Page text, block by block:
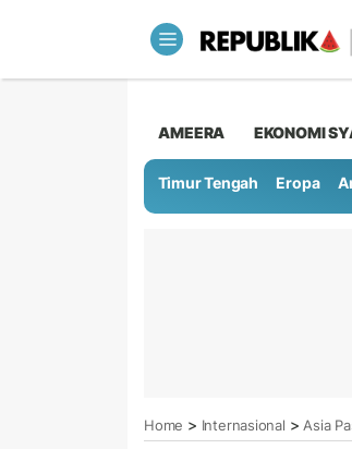
AMEERA EKONOMI
Timur Tengah Eropa
Home > Internasional > Asia